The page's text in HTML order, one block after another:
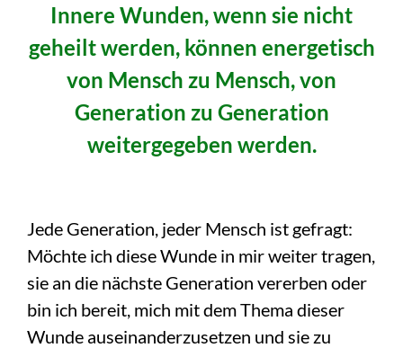
Innere Wunden, wenn sie nicht
geheilt werden, können energetisch
von Mensch zu Mensch, von
Generation zu Generation
weitergegeben werden.
Jede Generation, jeder Mensch ist gefragt:
Möchte ich diese Wunde in mir weiter tragen,
sie an die nächste Generation vererben oder
bin ich bereit, mich mit dem Thema dieser
Wunde auseinanderzusetzen und sie zu